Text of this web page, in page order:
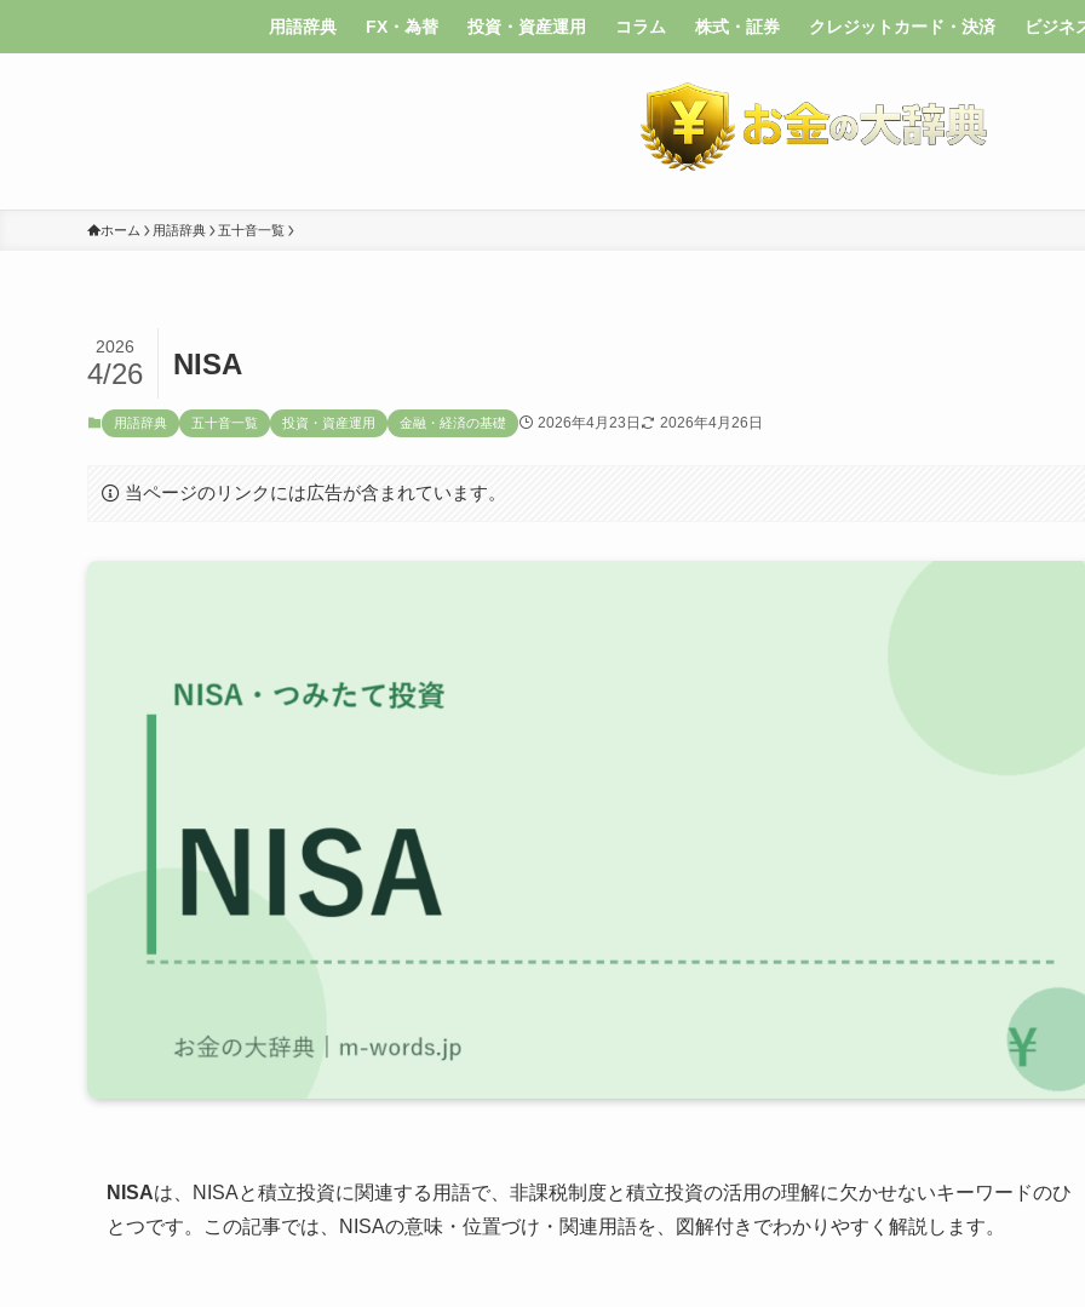
用語辞典 FX・為替 投資・資産運用 コラム 株式・証券 クレジットカード・決済 ビジネ
ホーム 用語辞典 五十音一覧
NISA
2026
4/26
用語辞典 五十音一覧 投資・資産運用 金融・経済の基礎 2026年4月23日 2026年4月26日
当ページのリンクには広告が含まれています。
NISAは、NISAと積立投資に関連する用語で、非課税制度と積立投資の活用の理解に欠かせないキーワードのひ
とつです。この記事では、NISAの意味・位置づけ・関連用語を、図解付きでわかりやすく解説します。